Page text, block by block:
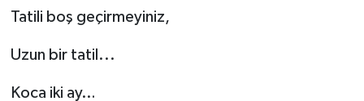
Tatili boş geçirmeyiniz,
Uzun bir tatil...
Koca iki ay…